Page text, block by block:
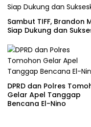
Sambut TIFF, Brandon
Siap Dukung dan
DPRD dan Polres
Gelar Apel Tanggap
Bencana El-Nino